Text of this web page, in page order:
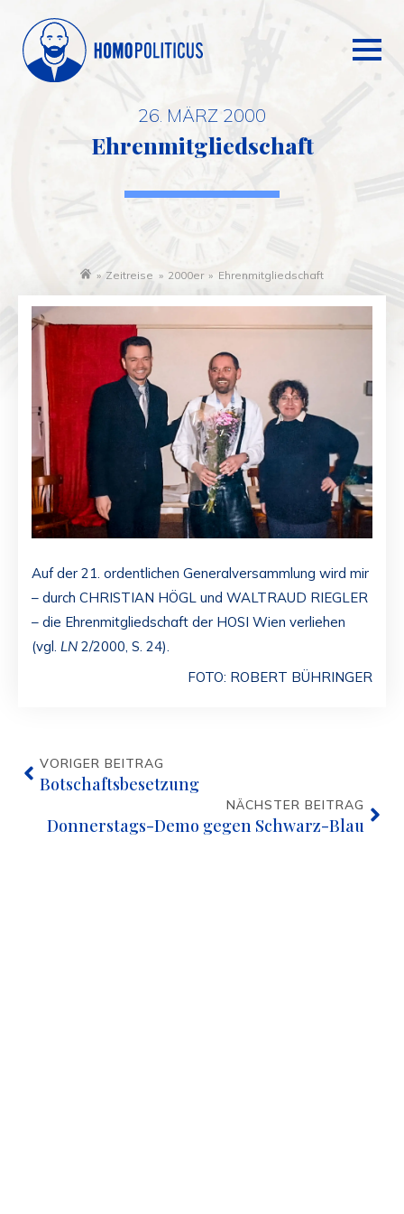
26. MÄRZ 2000
Ehrenmitgliedschaft
» Zeitreise » 2000er » Ehrenmitgliedschaft
Auf der 21. ordentlichen Generalversammlung wird mir
– durch CHRISTIAN HÖGL und WALTRAUD RIEGLER
– die Ehrenmitgliedschaft der HOSI Wien verliehen
(vgl. LN 2/2000, S. 24).
FOTO: ROBERT BÜHRINGER
VORIGER BEITRAG
Botschaftsbesetzung
NÄCHSTER BEITRAG
Donnerstags-Demo gegen Schwarz-Blau